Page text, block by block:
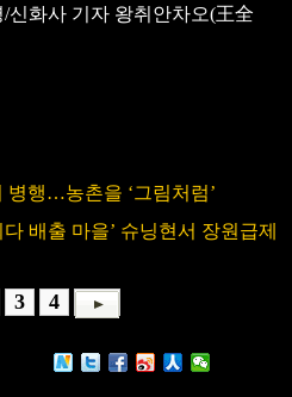
신화사 기자 왕취안차오(王全
병행…농촌을 ‘그림처럼’
배출 마을’ 슈닝현서 장원급제
3 4